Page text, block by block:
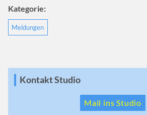
Kategorie:
Meldungen
Kontakt Studio
Mail ins Studio